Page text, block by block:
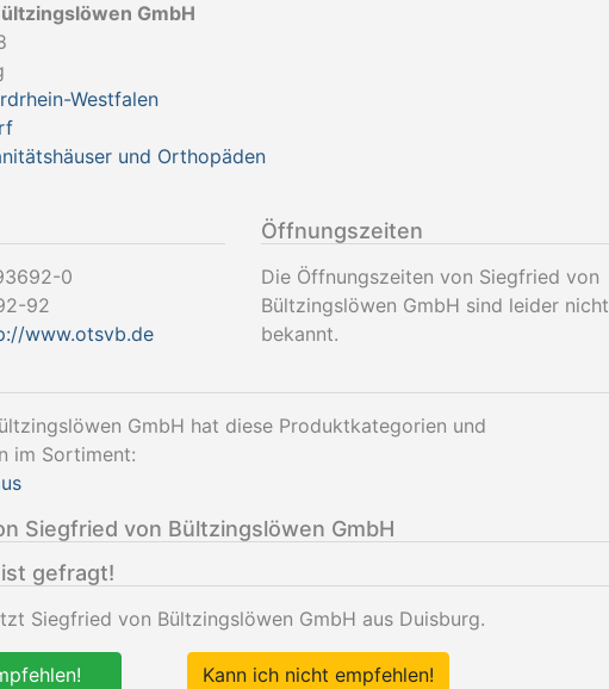
GmbH
Westfalen
und Orthopäden
0
92
www.otsvb.de
Öffnungszeiten
Die Öffnungszeiten von Siegfried von
Bültzingslöwen GmbH sind leider nicht
bekannt.
GmbH hat diese Produktkategorien und
im Sortiment:
Siegfried von Bültzingslöwen GmbH
gefragt!
Siegfried von Bültzingslöwen GmbH aus Duisburg.
Kann ich nicht empfehlen!